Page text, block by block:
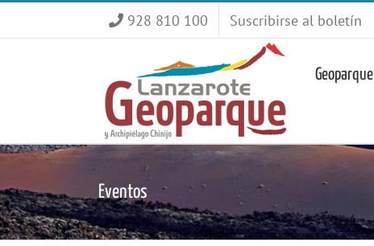
928 810 100 Suscribirse al boletín
Geoparque
Eventos